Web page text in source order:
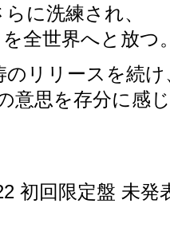
に洗練され、
を全世界へと放つ
のリリースを続
意思を存分に感
初回限定盤 未発